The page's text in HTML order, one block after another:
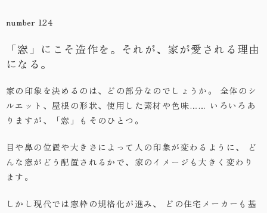
number 124
「窓」にこそ造作を。それが、家が愛される理由
になる。
家の印象を決めるのは、どの部分なのでしょうか。
全体のシ
ルエット、屋根の形状、使用した素材や色味…… いろいろあ
りますが、「窓」もそのひとつ。
目や鼻の位置や大きさによって人の印象が変わるように、
ど
んな窓がどう配置されるかで、家のイメージも大きく変わり
ます。
しかし現代では窓枠の規格化が進み、
どの住宅メーカーも基
- 家・不動産の利活用
・お問い合わせ